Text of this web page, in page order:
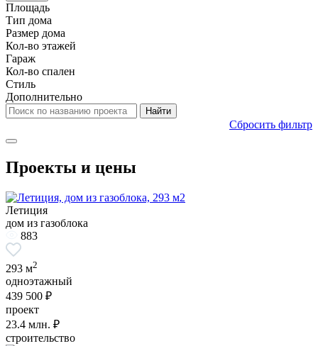
Площадь
Тип дома
Размер дома
Кол-во этажей
Гараж
Кол-во спален
Стиль
Дополнительно
Сбросить фильтр
Проекты и цены
Летиция
дом из газоблока
883
293 м2
одноэтажный
439 500 ₽
проект
23.4 млн. ₽
строительство